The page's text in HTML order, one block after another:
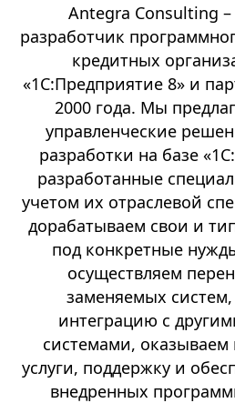
Antegra Consulting
разработчик
кредитных
«1С:Предприятие 8» и
2000 года. Мы
управленческие
разработки на базе
разработанные
учетом их отраслевой
дорабатываем свои и
под конкретные
осуществляем
заменяемых
интеграцию с
системами, оказываем
услуги, поддержку и
внедренных